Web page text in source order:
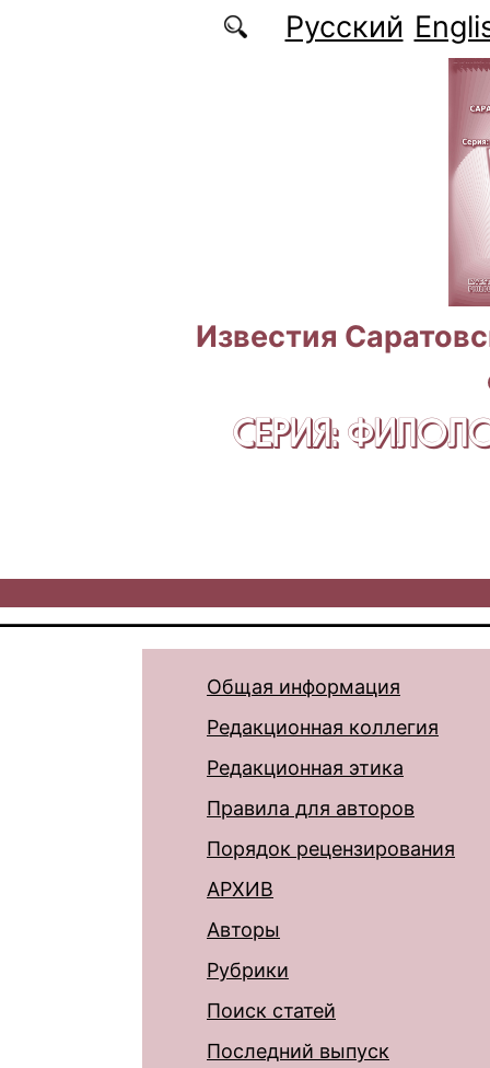
Перейти к основному содержаниюРусский
Известия
СЕРИЯ:
Общая информация
Редакционная коллегия
Редакционная этика
Правила для авторов
Порядок рецензирования
АРХИВ
Авторы
Рубрики
Поиск статей
Последний выпуск